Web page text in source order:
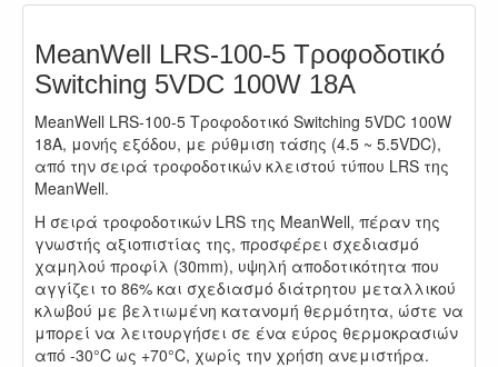
MeanWell LRS-100-5 Τροφοδοτικό
Switching 5VDC 100W 18A
MeanWell LRS-100-5 Τροφοδοτικό Switching 5VDC 100W
18A, μονής εξόδου, με ρύθμιση τάσης (4.5 ~ 5.5VDC),
από την σειρά τροφοδοτικών κλειστού τύπου LRS της
MeanWell.
Η σειρά τροφοδοτικών LRS της MeanWell, πέραν της
γνωστής αξιοπιστίας της, προσφέρει σχεδιασμό
χαμηλού προφίλ (30mm), υψηλή αποδοτικότητα που
αγγίζει το 86% και σχεδιασμό διάτρητου μεταλλικού
κλωβού με βελτιωμένη κατανομή θερμότητα, ώστε να
μπορεί να λειτουργήσει σε ένα εύρος θερμοκρασιών
από -30°C ως +70°C, χωρίς την χρήση ανεμιστήρα.